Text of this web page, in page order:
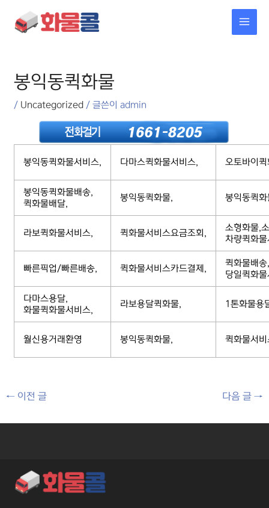
건너뛰기
봉익동퀵화물
/ Uncategorized / 글쓴이admin
봉익동퀵화물서비스, 다마스퀵화물서비스, 오토바이
봉익동퀵화물배송,
퀵화물배달,
봉익동퀵화물, 봉익동퀵
라보퀵화물서비스, 퀵화물서비스요금조회,
소형화물,
차량퀵화
빠른픽업/빠른배송, 퀵화물서비스카드결제,
퀵화물배
당일퀵화
다마스용달,
화물퀵화물서비스,
라보용달퀵화물, 1톤화물용
월신용거래환영 봉익동퀵화물, 퀵화물서
← 이전 글 다음 글 →